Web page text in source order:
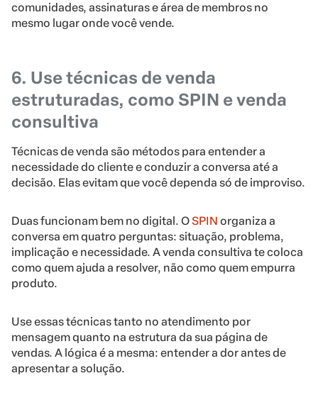
comunidades, assinaturas e área de membros no
mesmo lugar onde você vende.
6. Use técnicas de venda
estruturadas, como SPIN e venda
consultiva
Técnicas de venda são métodos para entender a
necessidade do cliente e conduzir a conversa até a
decisão. Elas evitam que você dependa só de improviso.
Duas funcionam bem no digital. OSPIN organiza a
conversa em quatro perguntas: situação, problema,
implicação e necessidade. A venda consultiva te coloca
como quem ajuda a resolver, não como quem empurra
produto.
Use essas técnicas tanto no atendimento por
mensagem quanto na estrutura da sua página de
vendas. A lógica é a mesma: entender a dor antes de
apresentar a solução.